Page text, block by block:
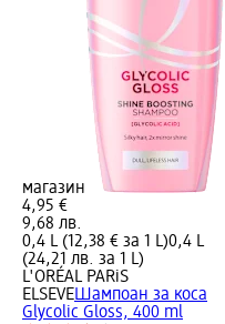
магазин
4,95 €
9,68 лв.
0,4 L (12,38 € за 1 L)0,4 L
(24,21 лв. за 1 L)
L'ORÉAL PARiS
ELSEVEШампоан за коса
Glycolic Gloss, 400 ml